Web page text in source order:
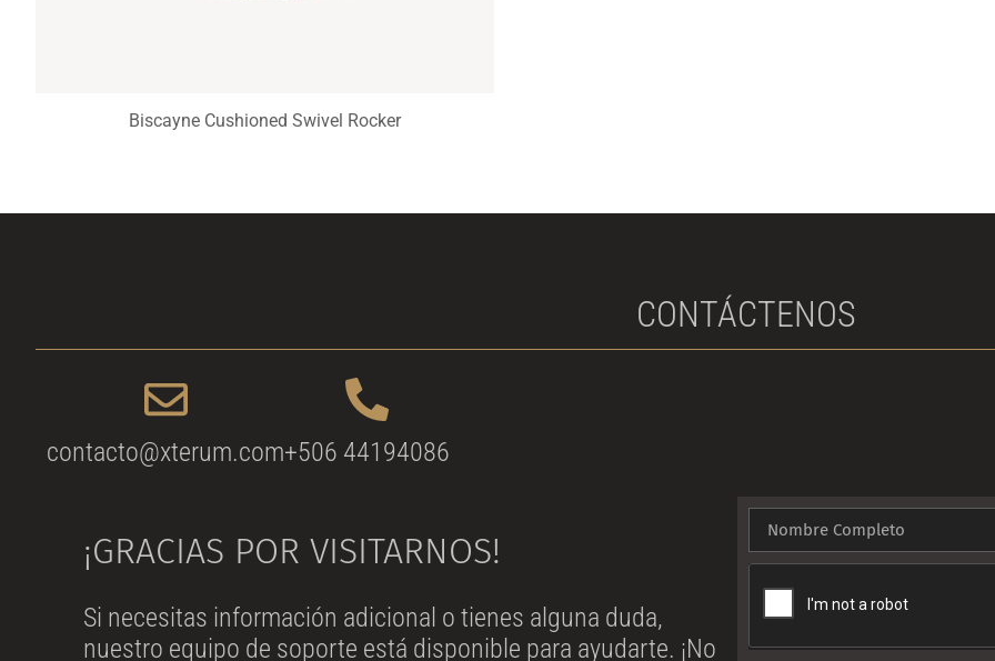
Biscayne Cushioned Swivel Rocker
CONTÁCTENOS
contacto@xterum.com+506 44194086
¡GRACIAS POR VISITARNOS!
Si necesitas información adicional o tienes alguna duda,
nuestro equipo de soporte está disponible para ayudarte. ¡No